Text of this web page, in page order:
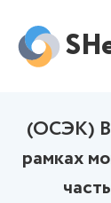
(ОСЭК)
рамках